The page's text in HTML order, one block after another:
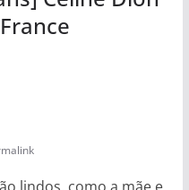
lindos, como a mãe e